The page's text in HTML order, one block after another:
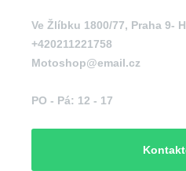
Ve Žlíbku 1800/77, Praha 9-
+420211221758
Motoshop@email.cz
PO - Pá: 12 - 17